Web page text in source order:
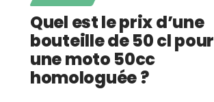
Quel est le prix d’une
bouteille de 50 cl pour
une moto 50cc
homologuée ?